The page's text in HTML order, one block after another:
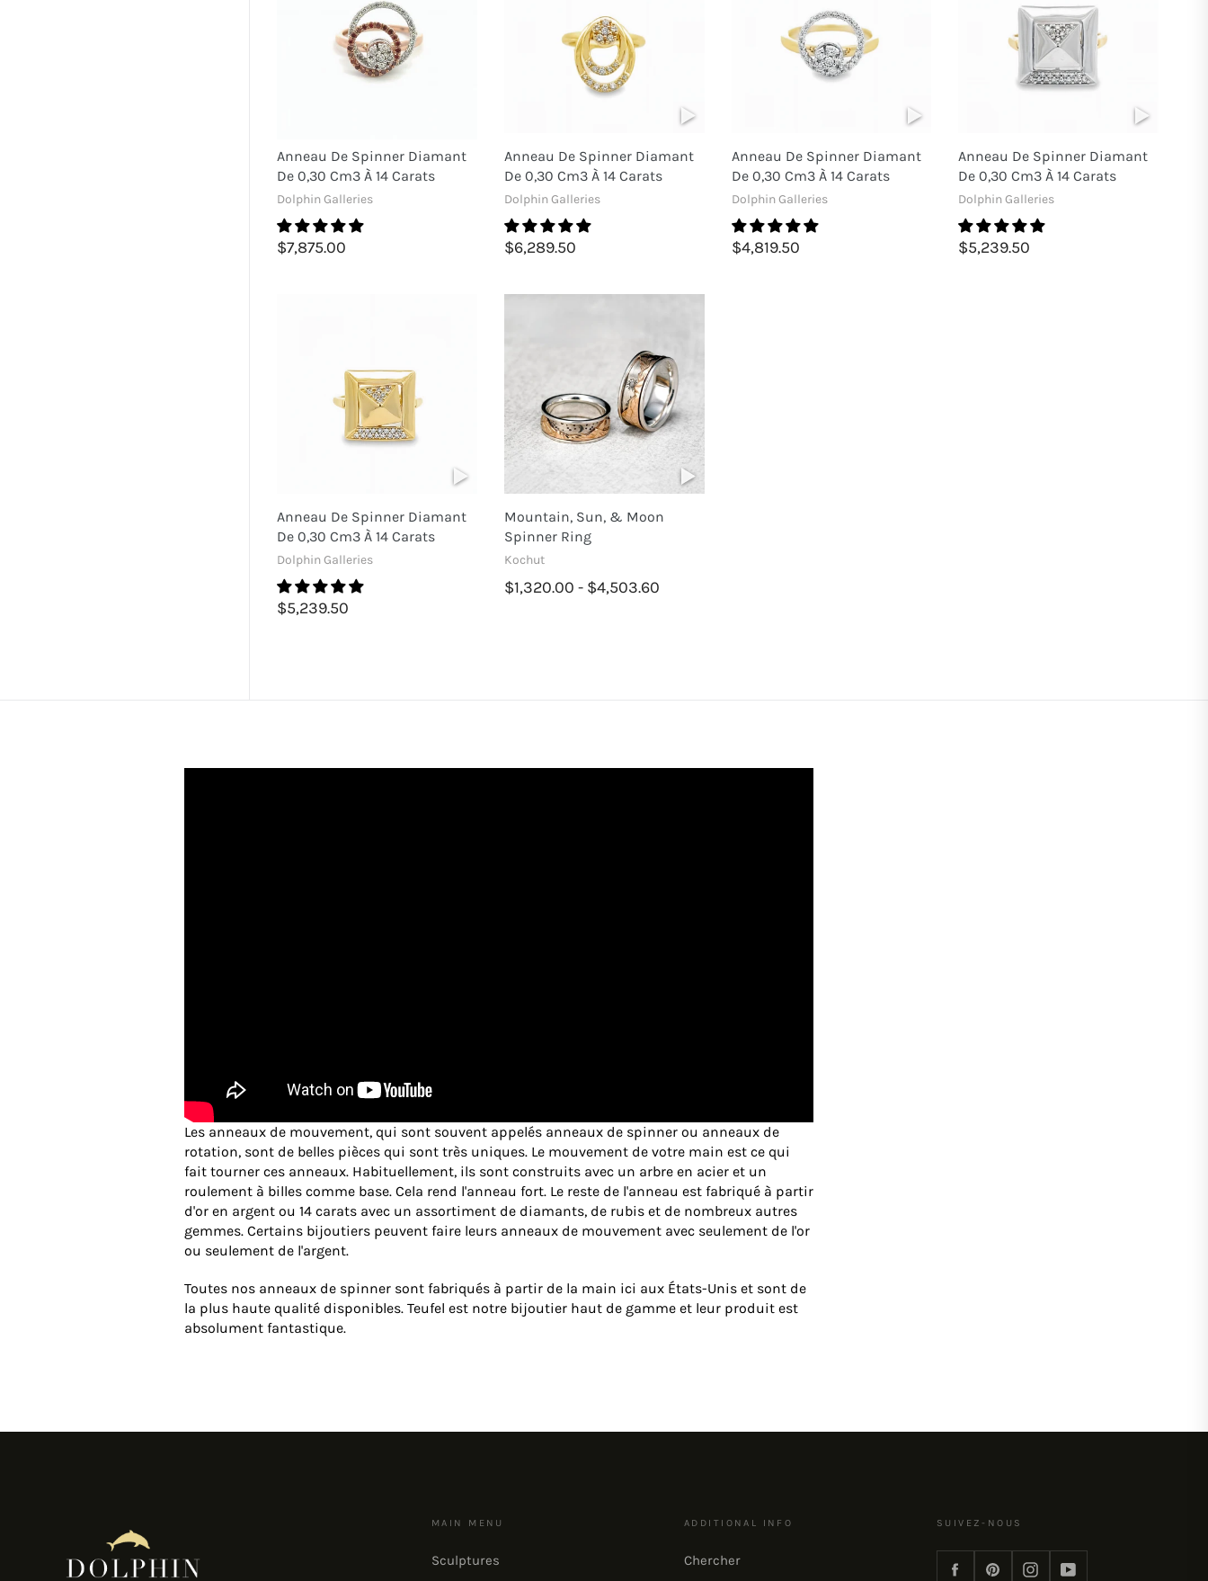
Anneau De Spinner Diamant
De 0,30 Cm3 À 14 Carats
Dolphin Galleries
$7,875.00
Anneau De Spinner Diamant
De 0,30 Cm3 À 14 Carats
Dolphin Galleries
$6,289.50
Anneau De Spinner Diamant
De 0,30 Cm3 À 14 Carats
Dolphin Galleries
$4,819.50
Anneau De Spinner Diamant
De 0,30 Cm3 À 14 Carats
Dolphin Galleries
$5,239.50
Anneau De Spinner Diamant
De 0,30 Cm3 À 14 Carats
Dolphin Galleries
$5,239.50
Mountain, Sun, & Moon
Spinner Ring
Kochut
$1,320.00 - $4,503.60
Les anneaux de mouvement, qui sont souvent appelés anneaux de spinner ou anneaux de
rotation, sont de belles pièces qui sont très uniques. Le mouvement de votre main est ce qui
fait tourner ces anneaux. Habituellement, ils sont construits avec un arbre en acier et un
roulement à billes comme base. Cela rend l'anneau fort. Le reste de l'anneau est fabriqué à partir
d'or en argent ou 14 carats avec un assortiment de diamants, de rubis et de nombreux autres
gemmes. Certains bijoutiers peuvent faire leurs anneaux de mouvement avec seulement de l'or
ou seulement de l'argent.
Toutes nos anneaux de spinner sont fabriqués à partir de la main ici aux États-Unis et sont de
la plus haute qualité disponibles. Teufel est notre bijoutier haut de gamme et leur produit est
absolument fantastique.
MAIN MENU
Sculptures
ADDITIONAL INFO
Chercher
SUIVEZ-NOUS
FacebookPinterestInstagramYouTube